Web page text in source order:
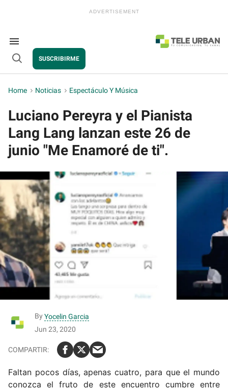
Search
&
Section
Navigation
Open
SUSCRIBIRME
Home > Noticias > Espectáculo Y Música
Luciano Pereyra y el Pianista
Lang Lang lanzan este 26 de
junio "Me Enamoré de ti".
By Yocelin Garcia
Jun 23, 2020
Faltan pocos días, apenas cuatro, para que el mundo
conozca el fruto de este encuentro cumbre entre